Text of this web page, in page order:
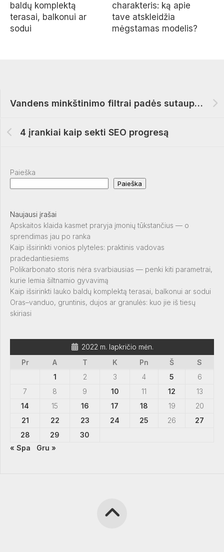
baldų komplektą
terasai, balkonui ar
sodui
charakteris: ką apie
tave atskleidžia
mėgstamas modelis?
Vandens minkštinimo filtrai padės sutaupyti elektros energiją
4 įrankiai kaip sekti SEO progresą
Paieška
Paieška
Naujausi įrašai
Apskaitos klaida kasmet praryja įmonių tūkstančius — o
sprendimas jau po ranka
Kaip išsirinkti vonios plyteles: praktinis vadovas
pradedantiesiems
Polikarbonato storis nėra svarbiausias — penki kiti parametrai,
kurie lemia šiltnamio gyvavimą
Kaip išsirinkti lauko baldų komplektą terasai, balkonui ar sodui
Oras–vanduo, gruntinis, dujos ar granulės: kuo jie iš tiesų
skiriasi
2022 m. lapkričio mėn.
Pr
A T K Pn Š
S
1
2 3 4 5
6
7
8 9 10 11 12
13
14
15 16 17 18 19
20
21
22 23 24 25 26
27
28
29
30
« Spa
Gru »